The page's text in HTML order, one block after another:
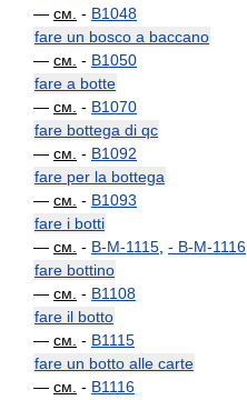
— см. - B1048
fare un bosco a baccano
— см. - B1050
fare a botte
— см. - B1070
fare bottega di qc
— см. - B1092
fare per la bottega
— см. - B1093
fare i botti
— см. - B-M-1115 - B-M-1116
fare bottino
— см. - B1108
fare il botto
— см. - B1115
fare un botto alle carte
— см. - B1116